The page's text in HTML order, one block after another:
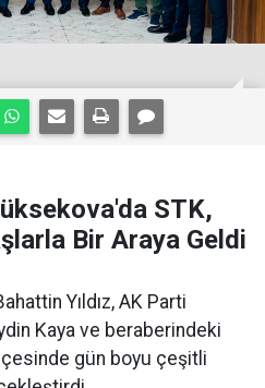
STK,
Bir Araya Geldi
Yıldız, AK Parti
Kaya ve beraberindeki
gün boyu çeşitli